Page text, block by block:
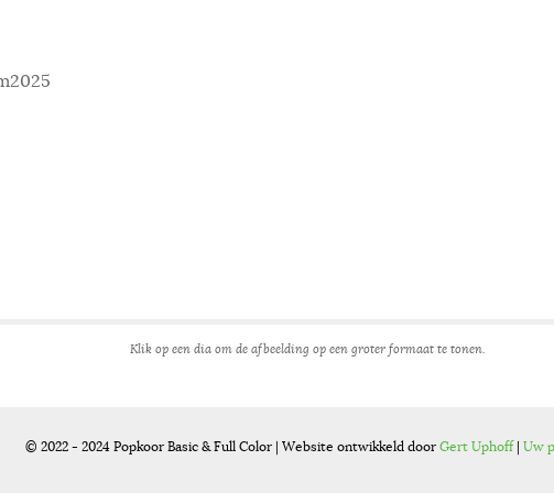
Klik op een dia om de afbeelding op een groter formaat te tonen.
© 2022 - 2024 Popkoor Basic & Full Color | Website ontwikkeld door Gert Uphoff| Uw